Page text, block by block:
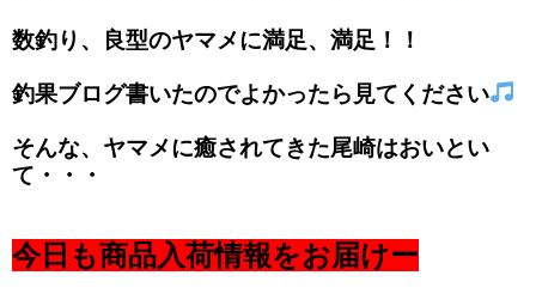
数釣り、良型のヤマメに満足、満足！！
釣果ブログ書いたのでよかったら見てください
そんな、ヤマメに癒されてきた尾崎はおいとい
て・・・
今日も商品入荷情報をお届けー